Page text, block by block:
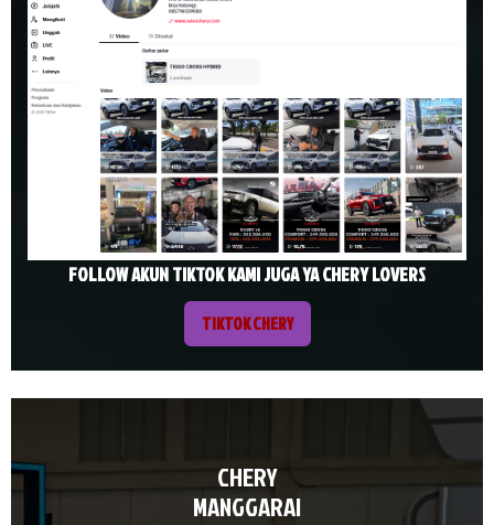
FOLLOW AKUN TIKTOK KAMI JUGA YA CHERY LOVERS
TIKTOK CHERY
CHERY
MANGGARAI